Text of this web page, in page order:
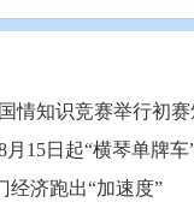
情知识竞赛举行初
15日起“横琴单牌车
经济跑出“加速度”